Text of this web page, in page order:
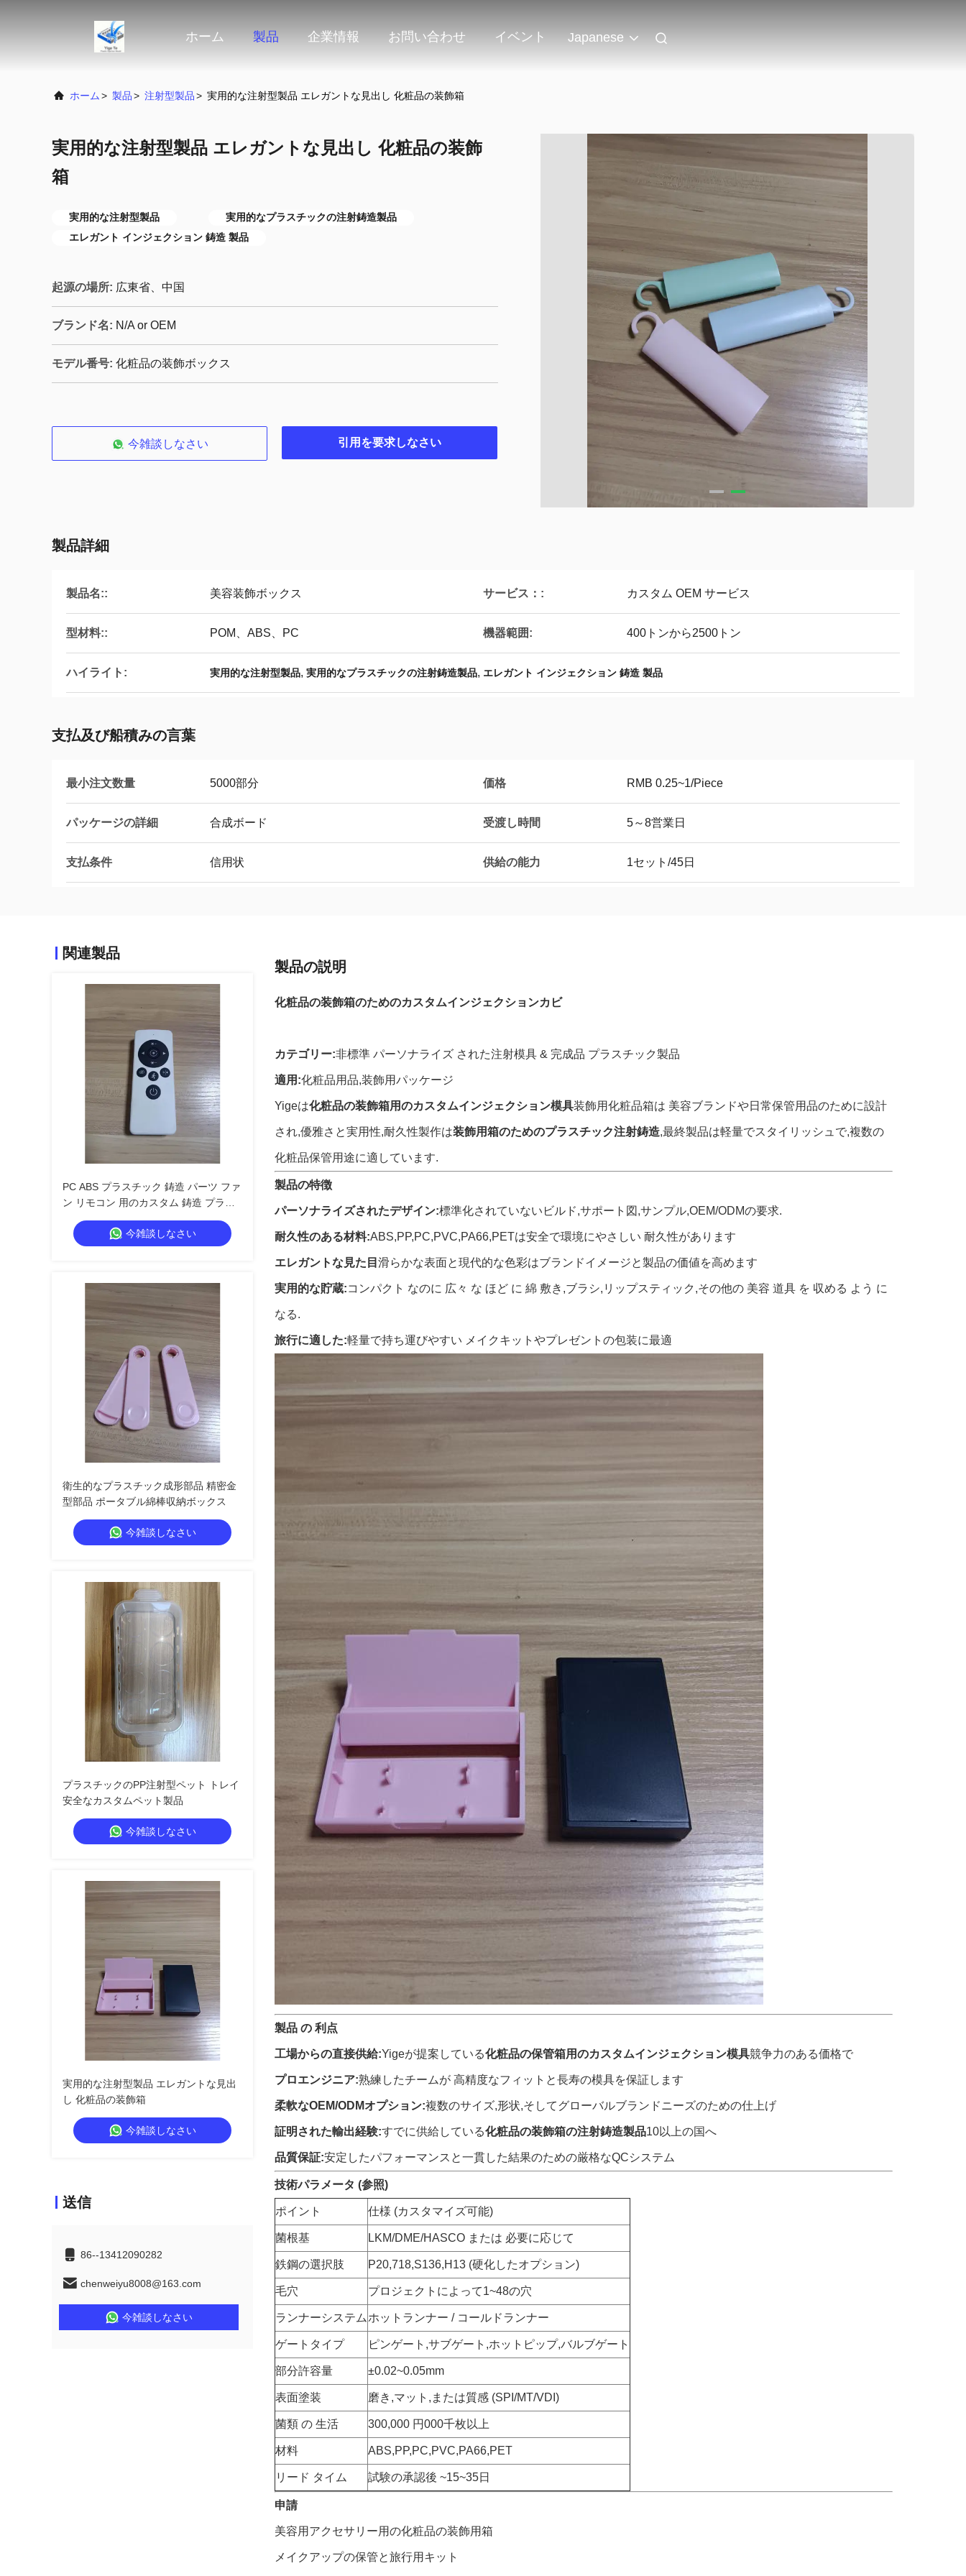
ホーム 製品 企業情報 お問い合わせ イベント Japanese
ホーム > 製品> 注射型製品> 実用的な注射型製品 エレガントな見出し 化粧品の装飾箱
実用的な注射型製品 エレガントな見出し 化粧品の装飾
箱
実用的な注射型製品
実用的なプラスチックの注射鋳造製品
エレガント インジェクション 鋳造 製品
起源の場所: 広東省、中国
ブランド名: N/A or OEM
モデル番号: 化粧品の装飾ボックス
今雑談しなさい 引用を要求しなさい
製品詳細
製品名:: 美容装飾ボックス サービス：: カスタム OEM サービス
型材料:: POM、ABS、PC 機器範囲: 400トンから2500トン
ハイライト: 実用的な注射型製品, 実用的なプラスチックの注射鋳造製品, エレガント インジェクション 鋳造 製品
支払及び船積みの言葉
最小注文数量 5000部分 価格 RMB 0.25~1/Piece
パッケージの詳細 合成ボード 受渡し時間 5～8営業日
支払条件 信用状 供給の能力 1セット/45日
関連製品
PC ABS プラスチック 鋳造 パーツ ファ
ン リモコン 用のカスタム 鋳造 プラス
チック 部品
今雑談しなさい
衛生的なプラスチック成形部品 精密金
型部品 ポータブル綿棒収納ボックス
今雑談しなさい
プラスチックのPP注射型ペット トレイ
安全なカスタムペット製品
今雑談しなさい
実用的な注射型製品 エレガントな見出
し 化粧品の装飾箱
今雑談しなさい
送信
86--13412090282
chenweiyu8008@163.com
今雑談しなさい
製品の説明
化粧品の装飾箱のためのカスタムインジェクションカビ
カテゴリー:非標準 パーソナライズ された注射模具 & 完成品 プラスチック製品
適用:化粧品用品,装飾用パッケージ
Yigeは化粧品の装飾箱用のカスタムインジェクション模具装飾用化粧品箱は 美容ブランドや日常保管用品のために設計
され,優雅さと実用性,耐久性製作は装飾用箱のためのプラスチック注射鋳造,最終製品は軽量でスタイリッシュで,複数の
化粧品保管用途に適しています.
製品の特徴
パーソナライズされたデザイン:標準化されていないビルド,サポート図,サンプル,OEM/ODMの要求.
耐久性のある材料:ABS,PP,PC,PVC,PA66,PETは安全で環境にやさしい 耐久性があります
エレガントな見た目 滑らかな表面と現代的な色彩はブランドイメージと製品の価値を高めます
実用的な貯蔵:コンパクト なのに 広々 な ほど に 綿 敷き,ブラシ,リップスティック,その他の 美容 道具 を 収める よう に
なる.
旅行に適した:軽量で持ち運びやすい メイクキットやプレゼントの包装に最適
製品 の 利点
工場からの直接供給:Yigeが提案している化粧品の保管箱用のカスタムインジェクション模具競争力のある価格で
プロエンジニア:熟練したチームが 高精度なフィットと長寿の模具を保証します
柔軟なOEM/ODMオプション:複数のサイズ,形状,そしてグローバルブランドニーズのための仕上げ
証明された輸出経験:すでに供給している化粧品の装飾箱の注射鋳造製品10以上の国へ
品質保証:安定したパフォーマンスと一貫した結果のための厳格なQCシステム
技術パラメータ (参照)
ポイント 仕様 (カスタマイズ可能)
菌根基 LKM/DME/HASCO または 必要に応じて
鉄鋼の選択肢 P20,718,S136,H13 (硬化したオプション)
毛穴 プロジェクトによって1~48の穴
ランナーシステム ホットランナー / コールドランナー
ゲートタイプ ピンゲート,サブゲート,ホットピップ,バルブゲート
部分許容量 ±0.02~0.05mm
表面塗装 磨き,マット,または質感 (SPI/MT/VDI)
菌類 の 生活 300,000 円000千枚以上
材料 ABS,PP,PC,PVC,PA66,PET
リード タイム 試験の承認後 ~15~35日
申請
美容用アクセサリー用の化粧品の装飾用箱
メイクアップの保管と旅行用キット